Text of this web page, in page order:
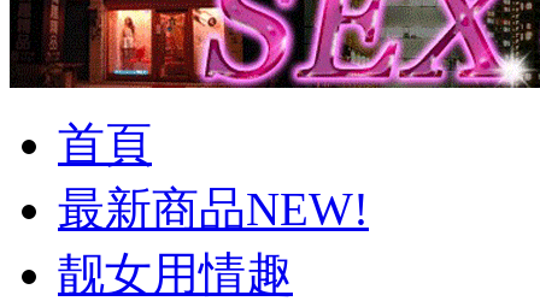
首頁
最新商品NEW!
靓女用情趣